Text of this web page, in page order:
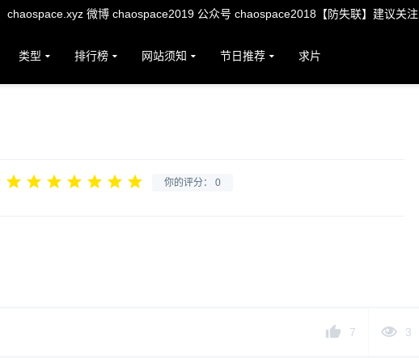
chaospace.xyz 微博 chaospace2019 公众号 chaospace2018【防失联】建议关注
类型 排行榜 网站须知 节日推荐 求片
你的评分： 0
7 3